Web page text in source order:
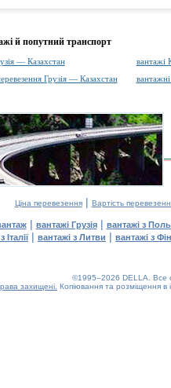
й попутний транспорт
— Казахстан
вантажі
Грузія — Казахстан
Ціна перевезення| Вартість
| вантажі Грузія| вантажі з
Італії| вантажі з Литви | вантажі з
©1995–2026 DELLA. Все
захищені. Копіювання та розміщення в